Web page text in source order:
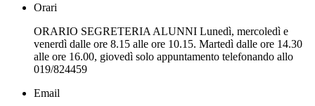
Orari
ORARIO SEGRETERIA ALUNNI Lunedì, mercoledì e
venerdì dalle ore 8.15 alle ore 10.15. Martedì dalle ore 14.30
alle ore 16.00, giovedì solo appuntamento telefonando allo
019/824459
Email